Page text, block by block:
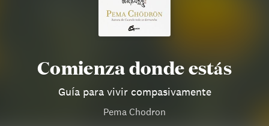
Comienza donde estás
Guía para vivir compasivamente
Pema Chodron